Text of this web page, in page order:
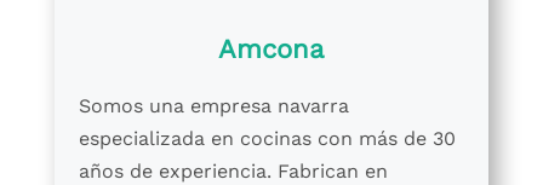
Amcona
Somos una empresa navarra
especializada en cocinas con más de 30
años de experiencia. Fabrican en